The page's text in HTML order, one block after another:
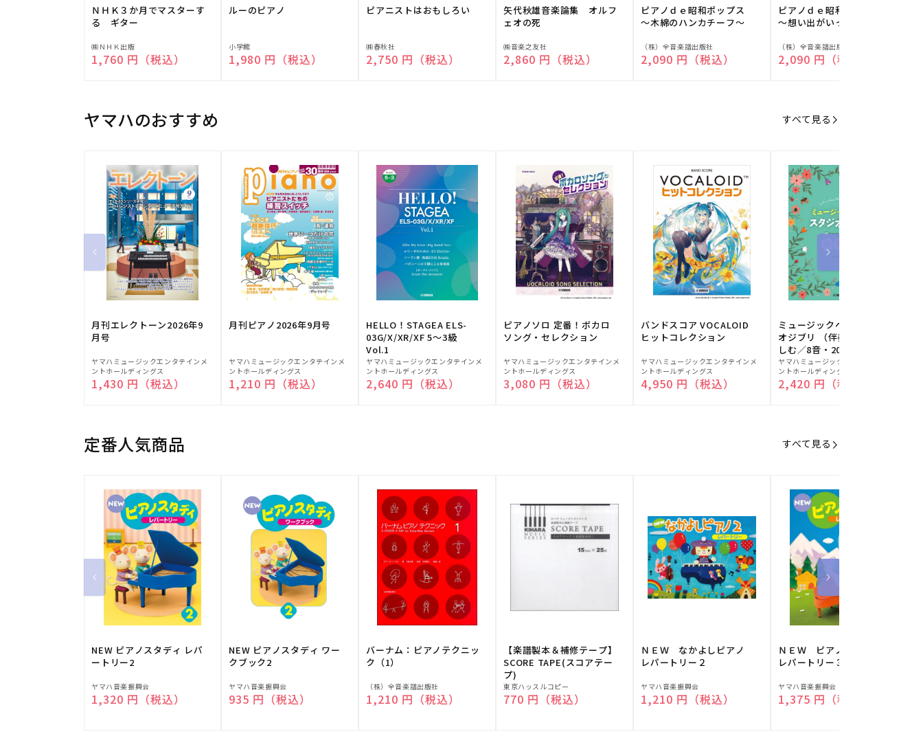
ＮＨＫ３か月でマスターす
る ギター
販
売
㈱ＮＨＫ出版
通常価格
1,760 円（税込）
ルーのピアノ
販
売
小学館
通常価格
1,980 円（税込）
ピアニストはおもしろい
販
売
㈱春秋社
通常価格
2,750 円（税込）
矢代秋雄音楽論集 オルフ
ェオの死
販
売
㈱音楽之友社
通常価格
2,860 円（税込）
ピアノｄｅ昭和ポップス
～木綿のハンカチーフ～
販
売
（株）全音楽譜出版社
通常価格
2,090 円（税込）
ピアノｄｅ昭和ポップス
～想い出がいっぱい～
販
売
（株）全音楽譜出版社
通常価格
2,090 円（税込）
ヤマハのおすすめ すべて見る
月刊エレクトーン2026年9
月号
販
売
元:
ヤマハミュージックエンタテインメ
ントホールディングス
通常価格
1,430 円（税込）
月刊ピアノ2026年9月号
販
売
元:
ヤマハミュージックエンタテインメ
ントホールディングス
通常価格
1,210 円（税込）
HELLO！STAGEA ELS-
03G/X/XR/XF 5～3級
Vol.1
販
売
元:
ヤマハミュージックエンタテインメ
ントホールディングス
通常価格
2,640 円（税込）
ピアノソロ 定番！ボカロ
ソング・セレクション
販
売
元:
ヤマハミュージックエンタテインメ
ントホールディングス
通常価格
3,080 円（税込）
バンドスコア VOCALOID
ヒットコレクション
販
売
元:
ヤマハミュージックエンタテインメ
ントホールディングス
通常価格
4,950 円（税込）
ミュージックベルでスタジ
オジブリ （伴奏音源と楽
しむ／8音・20音ベル対応
／ドレミふりがな付）
販
売
元:
ヤマハミュージックエンタテインメ
ントホールディングス
通常価格
2,420 円（税込）
定番人気商品 すべて見る
NEW ピアノスタディ レパ
ートリー2
販
売
ヤマハ音楽振興会
通常価格
1,320 円（税込）
NEW ピアノスタディ ワー
クブック2
販
売
ヤマハ音楽振興会
通常価格
935 円（税込）
バーナム：ピアノテクニッ
ク（1）
販
売
（株）全音楽譜出版社
通常価格
1,210 円（税込）
【楽譜製本＆補修テープ】
SCORE TAPE(スコアテー
プ)
販
売
東京ハッスルコピー
通常価格
770 円（税込）
ＮＥＷ なかよしピアノ
レパートリー２
販
売
ヤマハ音楽振興会
通常価格
1,210 円（税込）
ＮＥＷ ピアノスタディ
レパートリー３
販
売
ヤマハ音楽振興会
通常価格
1,375 円（税込）